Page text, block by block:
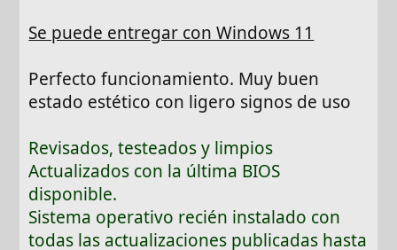
Se puede entregar con Windows 11
Perfecto funcionamiento. Muy buen
estado estético con ligero signos de uso
Revisados, testeados y limpios
Actualizados con la última BIOS
disponible.
Sistema operativo recién instalado con
todas las actualizaciones publicadas hasta